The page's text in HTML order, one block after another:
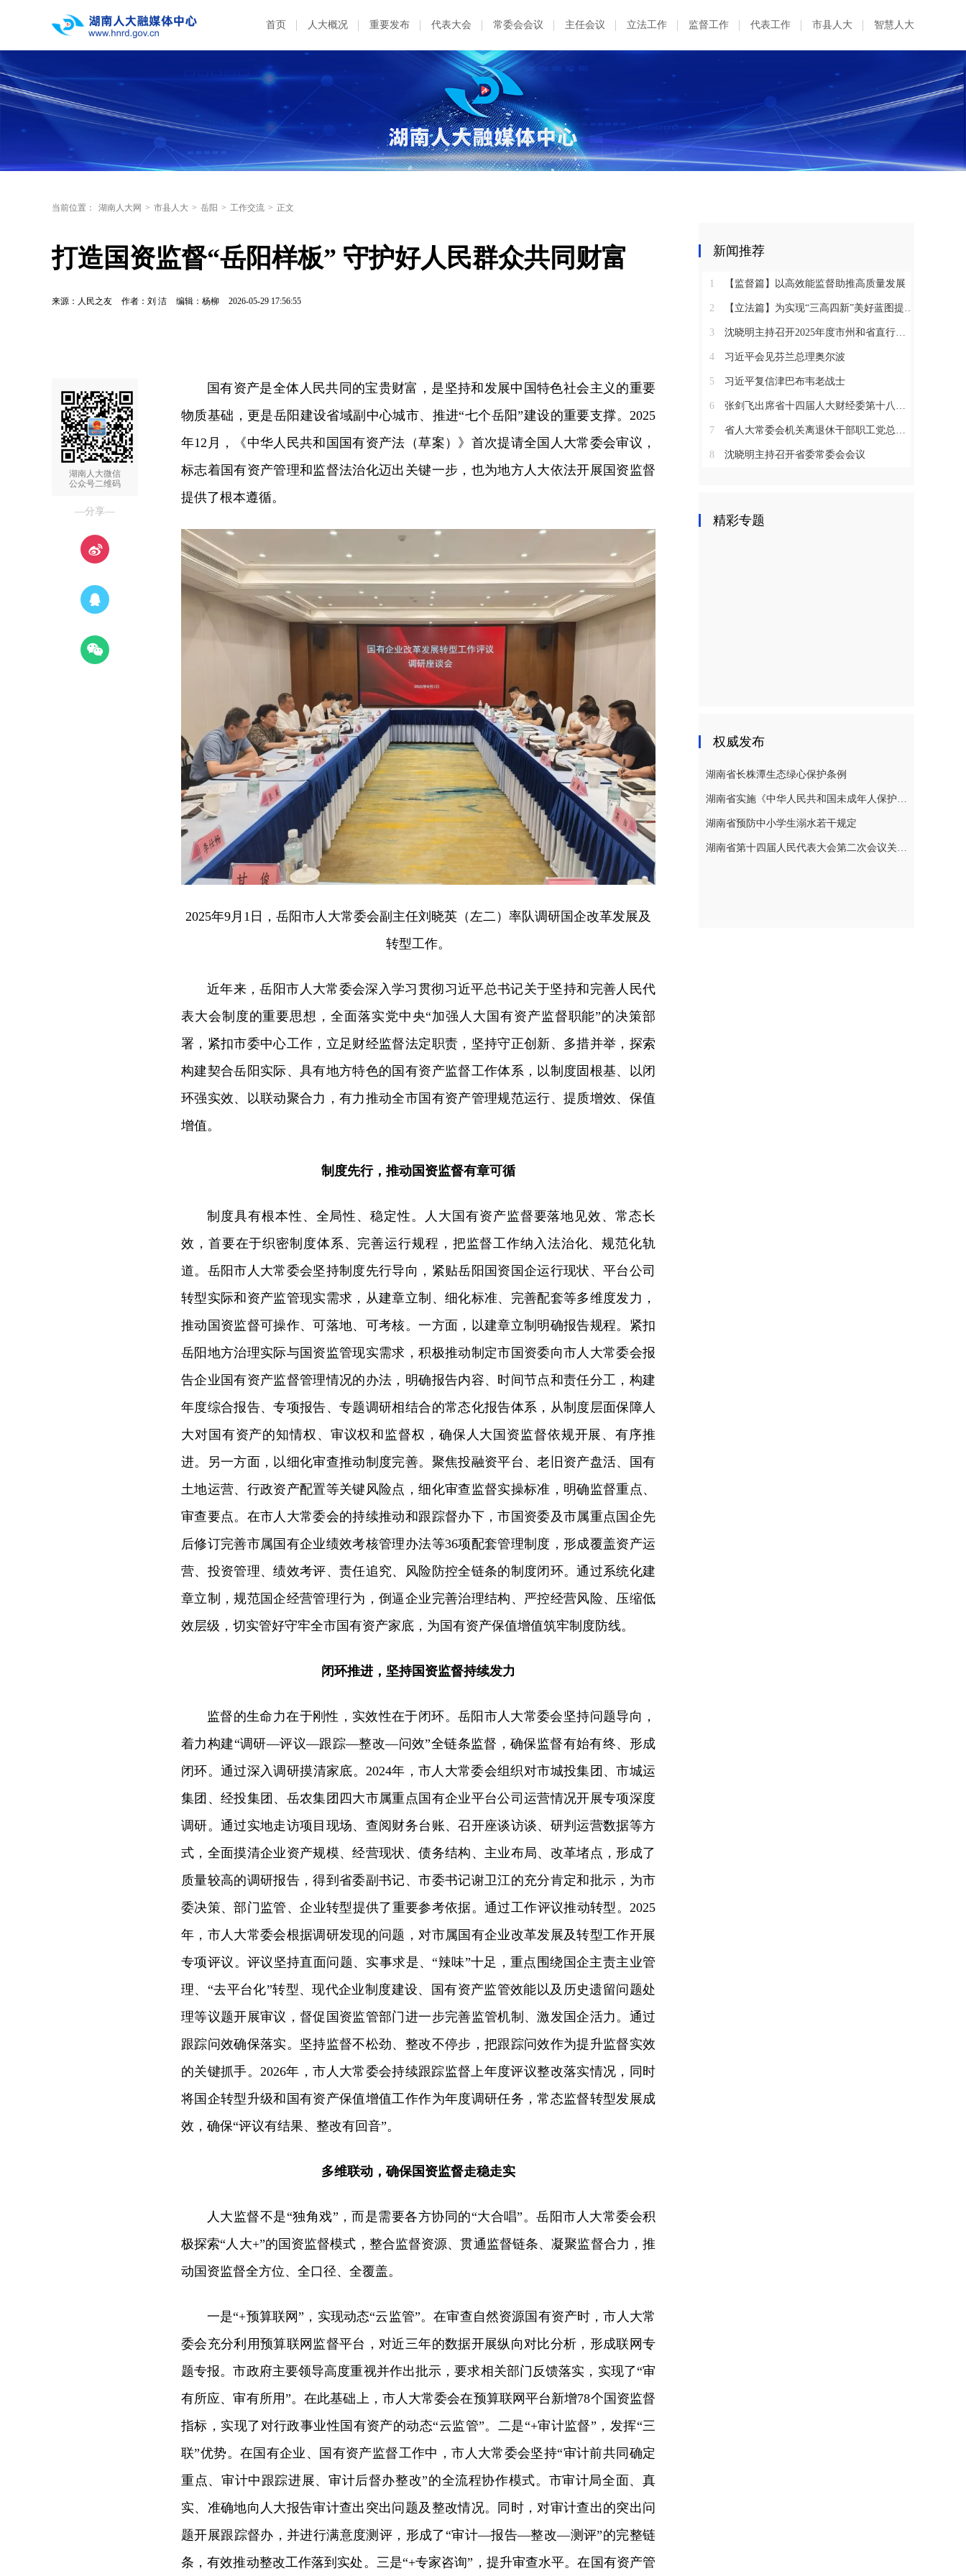
首页 人大概况 重要发布 代表大会 常委会会议 主任会议 立法工作 监督工作 代表工作 市县人大 智慧人大
当前位置： 湖南人大网 > 市县人大 > 岳阳 > 工作交流 > 正文
打造国资监督“岳阳样板” 守护好人民群众共同财富
来源：人民之友 作者：刘 洁 编辑：杨柳 2026-05-29 17:56:55
湖南人大微信
公众号二维码
—分享—
国有资产是全体人民共同的宝贵财富，是坚持和发展中国特色社会主义的重要
物质基础，更是岳阳建设省域副中心城市、推进“七个岳阳”建设的重要支撑。2025
年12月，《中华人民共和国国有资产法（草案）》首次提请全国人大常委会审议，
标志着国有资产管理和监督法治化迈出关键一步，也为地方人大依法开展国资监督
提供了根本遵循。
2025年9月1日，岳阳市人大常委会副主任刘晓英（左二）率队调研国企改革发展及
转型工作。
近年来，岳阳市人大常委会深入学习贯彻习近平总书记关于坚持和完善人民代
表大会制度的重要思想，全面落实党中央“加强人大国有资产监督职能”的决策部
署，紧扣市委中心工作，立足财经监督法定职责，坚持守正创新、多措并举，探索
构建契合岳阳实际、具有地方特色的国有资产监督工作体系，以制度固根基、以闭
环强实效、以联动聚合力，有力推动全市国有资产管理规范运行、提质增效、保值
增值。
制度先行，推动国资监督有章可循
制度具有根本性、全局性、稳定性。人大国有资产监督要落地见效、常态长
效，首要在于织密制度体系、完善运行规程，把监督工作纳入法治化、规范化轨
道。岳阳市人大常委会坚持制度先行导向，紧贴岳阳国资国企运行现状、平台公司
转型实际和资产监管现实需求，从建章立制、细化标准、完善配套等多维度发力，
推动国资监督可操作、可落地、可考核。一方面，以建章立制明确报告规程。紧扣
岳阳地方治理实际与国资监管现实需求，积极推动制定市国资委向市人大常委会报
告企业国有资产监督管理情况的办法，明确报告内容、时间节点和责任分工，构建
年度综合报告、专项报告、专题调研相结合的常态化报告体系，从制度层面保障人
大对国有资产的知情权、审议权和监督权，确保人大国资监督依规开展、有序推
进。另一方面，以细化审查推动制度完善。聚焦投融资平台、老旧资产盘活、国有
土地运营、行政资产配置等关键风险点，细化审查监督实操标准，明确监督重点、
审查要点。在市人大常委会的持续推动和跟踪督办下，市国资委及市属重点国企先
后修订完善市属国有企业绩效考核管理办法等36项配套管理制度，形成覆盖资产运
营、投资管理、绩效考评、责任追究、风险防控全链条的制度闭环。通过系统化建
章立制，规范国企经营管理行为，倒逼企业完善治理结构、严控经营风险、压缩低
效层级，切实管好守牢全市国有资产家底，为国有资产保值增值筑牢制度防线。
闭环推进，坚持国资监督持续发力
监督的生命力在于刚性，实效性在于闭环。岳阳市人大常委会坚持问题导向，
着力构建“调研—评议—跟踪—整改—问效”全链条监督，确保监督有始有终、形成
闭环。通过深入调研摸清家底。2024年，市人大常委会组织对市城投集团、市城运
集团、经投集团、岳农集团四大市属重点国有企业平台公司运营情况开展专项深度
调研。通过实地走访项目现场、查阅财务台账、召开座谈访谈、研判运营数据等方
式，全面摸清企业资产规模、经营现状、债务结构、主业布局、改革堵点，形成了
质量较高的调研报告，得到省委副书记、市委书记谢卫江的充分肯定和批示，为市
委决策、部门监管、企业转型提供了重要参考依据。通过工作评议推动转型。2025
年，市人大常委会根据调研发现的问题，对市属国有企业改革发展及转型工作开展
专项评议。评议坚持直面问题、实事求是、“辣味”十足，重点围绕国企主责主业管
理、“去平台化”转型、现代企业制度建设、国有资产监管效能以及历史遗留问题处
理等议题开展审议，督促国资监管部门进一步完善监管机制、激发国企活力。通过
跟踪问效确保落实。坚持监督不松劲、整改不停步，把跟踪问效作为提升监督实效
的关键抓手。2026年，市人大常委会持续跟踪监督上年度评议整改落实情况，同时
将国企转型升级和国有资产保值增值工作作为年度调研任务，常态监督转型发展成
效，确保“评议有结果、整改有回音”。
多维联动，确保国资监督走稳走实
人大监督不是“独角戏”，而是需要各方协同的“大合唱”。岳阳市人大常委会积
极探索“人大+”的国资监督模式，整合监督资源、贯通监督链条、凝聚监督合力，推
动国资监督全方位、全口径、全覆盖。
一是“+预算联网”，实现动态“云监管”。在审查自然资源国有资产时，市人大常
委会充分利用预算联网监督平台，对近三年的数据开展纵向对比分析，形成联网专
题专报。市政府主要领导高度重视并作出批示，要求相关部门反馈落实，实现了“审
有所应、审有所用”。在此基础上，市人大常委会在预算联网平台新增78个国资监督
指标，实现了对行政事业性国有资产的动态“云监管”。二是“+审计监督”，发挥“三
联”优势。在国有企业、国有资产监督工作中，市人大常委会坚持“审计前共同确定
重点、审计中跟踪进展、审计后督办整改”的全流程协作模式。市审计局全面、真
实、准确地向人大报告审计查出突出问题及整改情况。同时，对审计查出的突出问
题开展跟踪督办，并进行满意度测评，形成了“审计—报告—整改—测评”的完整链
条，有效推动整改工作落到实处。三是“+专家咨询”，提升审查水平。在国有资产管
新闻推荐
1 【监督篇】以高效能监督助推高质量发展
2 【立法篇】为实现“三高四新”美好蓝图提供坚实法治保障
3 沈晓明主持召开2025年度市州和省直行业系统党（工）委书记抓基层党建工作述职评议会议
4 习近平会见芬兰总理奥尔波
5 习近平复信津巴布韦老战士
6 张剑飞出席省十四届人大财经委第十八次全体会议
7 省人大常委会机关离退休干部职工党总支召开2025年度总结表彰大会
8 沈晓明主持召开省委常委会会议
精彩专题
权威发布
湖南省长株潭生态绿心保护条例
湖南省实施《中华人民共和国未成年人保护法》若干规定
湖南省预防中小学生溺水若干规定
湖南省第十四届人民代表大会第二次会议关于湖南省人民代表大会常务委员会工作报告的决议